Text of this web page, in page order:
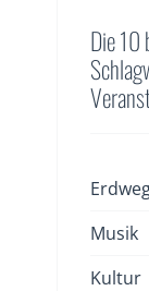
Die 10
Musik
Kultur